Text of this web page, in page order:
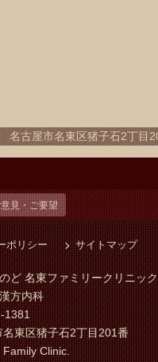
名古屋市名東区猪子石2丁目
見・ご要望
ポリシー サイトマップ
ど 名東ファミリークリニック
方内科
1381
名東区猪子石2丁目201番
Clinic.